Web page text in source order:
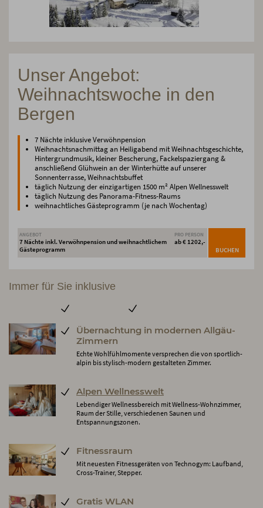
Unser Angebot:
Weihnachtswoche in den
Bergen
7 Nächte inklusive Verwöhnpension
Weihnachtsnachmittag an Heiligabend mit Weihnachtsgeschichte,
Hintergrundmusik, kleiner Bescherung, Fackelspaziergang &
anschließend Glühwein an der Winterhütte auf unserer
Sonnenterrasse, Weihnachtsbuffet
täglich Nutzung der einzigartigen 1500 m² Alpen Wellnesswelt
täglich Nutzung des Panorama-Fitness-Raums
weihnachtliches Gästeprogramm (je nach Wochentag)
ANGEBOT
7 Nächte inkl. Verwöhnpension und weihnachtlichem
Gästeprogramm
PRO PERSON
ab € 1202,-
BUCHEN
Immer für Sie inklusive
Übernachtung in modernen Allgäu-
Zimmern
Echte Wohlfühlmomente versprechen die von sportlich-
alpin bis stylisch-modern gestalteten Zimmer.
Alpen Wellnesswelt
Lebendiger Wellnessbereich mit Wellness-Wohnzimmer,
Raum der Stille, verschiedenen Saunen und
Entspannungszonen.
Fitnessraum
Mit neuesten Fitnessgeräten von Technogym: Laufband,
Cross-Trainer, Stepper.
Gratis WLAN